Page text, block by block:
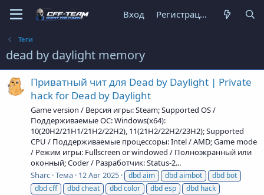
Вход Регистрация
Теги
dead by daylight memory
Приватный чит для Dead by Daylight | Private
hack for Dead by Daylight
Game version / Версия игры: Steam; Supported OS /
Поддерживаемые ОС: Windows(x64):
10(20H2/21H1/21H2/22H2), 11(21H2/22H2/23H2); Supported
CPU / Поддерживаемые процессоры: Intel / AMD; Game mode
/ Режим игры: Fullscreen or windowed / Полноэкранный или
оконный; Coder / Разработчик: Status-2...
Sharc Тема 12 Авг 2025 dbd aim dbd aimbot
dbd bot
dbd cff
dbd cheat dbd color dbd esp
dbd hack